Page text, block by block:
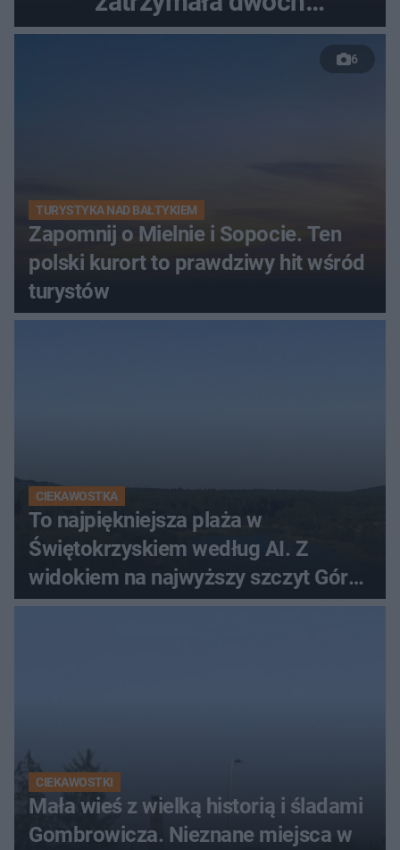
nastolatków
6
TURYSTYKA NAD BAŁTYKIEM
Zapomnij o Mielnie i Sopocie. Ten
polski kurort to prawdziwy hit wśród
turystów
CIEKAWOSTKA
To najpiękniejsza plaża w
Świętokrzyskiem według AI. Z
widokiem na najwyższy szczyt Gór
Świętokrzyskich
CIEKAWOSTKI
Mała wieś z wielką historią i śladami
Gombrowicza. Nieznane miejsca w